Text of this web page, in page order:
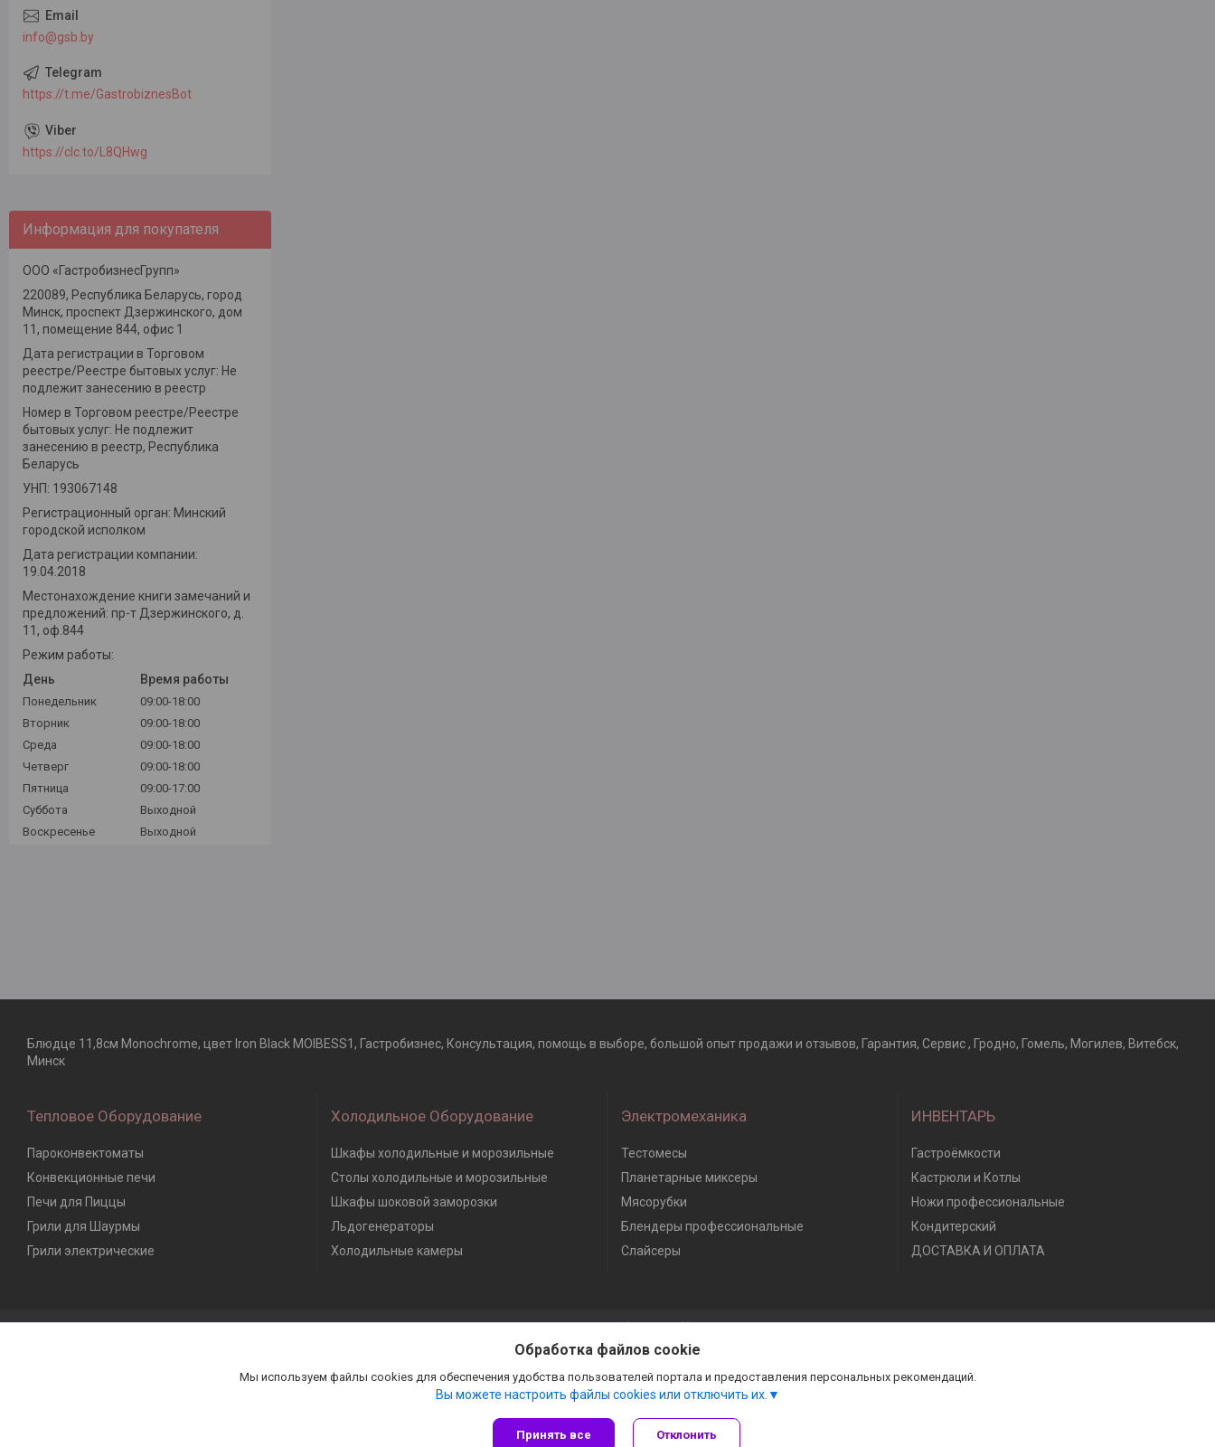
info@gsb.by
https://t.me/GastrobiznesBot
https://clc.to/L8QHwg
Информация для покупателя
ООО «ГастробизнесГрупп»
220089, Республика Беларусь, город
Минск, проспект Дзержинского, дом
11, помещение 844, офис 1
Дата регистрации в Торговом
реестре/Реестре бытовых услуг: Не
подлежит занесению в реестр
Номер в Торговом реестре/Реестре
бытовых услуг: Не подлежит
занесению в реестр, Республика
Беларусь
УНП: 193067148
Регистрационный орган: Минский
городской исполком
Дата регистрации компании:
19.04.2018
Местонахождение книги замечаний и
предложений: пр-т Дзержинского, д.
11, оф.844
Режим работы:
День
Время работы
Понедельник
09:00-18:00
Вторник
09:00-18:00
Среда
09:00-18:00
Четверг
09:00-18:00
Пятница
09:00-17:00
Суббота
Выходной
Воскресенье
Выходной
Блюдце 11,8см Monochrome, цвет Iron Black MOIBESS1, Гастробизнес, Консультация, помощь в выборе, большой опыт продажи и отзывов, Гарантия, Сервис , Гродно, Гомель, Могилев, Витебск,
Минск
Тепловое Оборудование
Пароконвектоматы
Конвекционные печи
Печи для Пиццы
Грили для Шаурмы
Грили электрические
Холодильное Оборудование
Шкафы холодильные и морозильные
Столы холодильные и морозильные
Шкафы шоковой заморозки
Льдогенераторы
Холодильные камеры
Электромеханика
Тестомесы
Планетарные миксеры
Мясорубки
Блендеры профессиональные
Слайсеры
ИНВЕНТАРЬ
Гастроёмкости
Кастрюли и Котлы
Ножи профессиональные
Кондитерский
ДОСТАВКА И ОПЛАТА
Сайт создан на платформе Deal.by
Политика обработки файлов cookies
Обработка файлов cookie
Мы используем файлы cookies для обеспечения удобства пользователей портала и предоставления персональных рекомендаций.
Вы можете настроить файлы cookies или отключить их.
Принять все Отклонить
Гастробизнес |
Пожаловаться на контент
Select Language ▼